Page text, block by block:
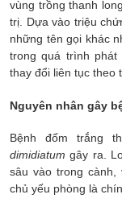
vùng trồng thanh
trị. Dựa vào triệu
những tên gọi khác
trong quá trình phát
thay đổi liên tục theo
Nguyên nhân gây
Bệnh đốm trắng
dimidiatumgây ra.
sâu vào trong
chủ yếu phòng là